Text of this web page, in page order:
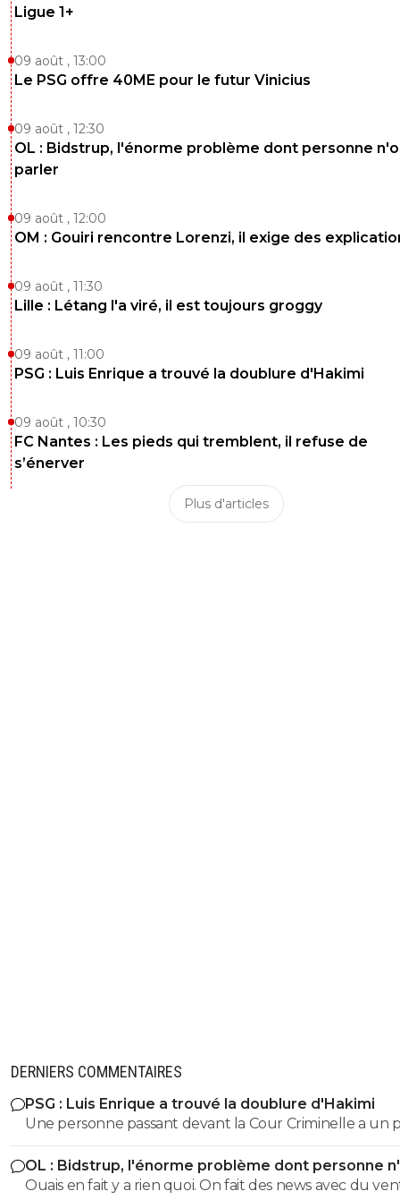
Ligue 1+
09 août , 13:00
Le PSG offre 40ME pour le futur Vinicius
09 août , 12:30
OL : Bidstrup, l'énorme problème dont personne
parler
09 août , 12:00
OM : Gouiri rencontre Lorenzi, il exige des
09 août , 11:30
Lille : Létang l'a viré, il est toujours groggy
09 août , 11:00
PSG : Luis Enrique a trouvé la doublure d'Hakimi
09 août , 10:30
FC Nantes : Les pieds qui tremblent, il refuse de
s’énerver
Plus d'articles
DERNIERS COMMENTAIRES
PSG : Luis Enrique a trouvé la doublure d'Hakimi
Une personne passant devant la Cour Criminelle a un
plus de 5 % de chance d'être acquitée. Donc...
OL : Bidstrup, l'énorme problème dont personne
parler
Ouais en fait y a rien quoi. On fait des news avec du